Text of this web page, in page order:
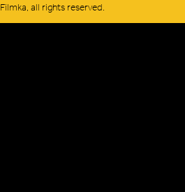
Filmka, all rights reserved.